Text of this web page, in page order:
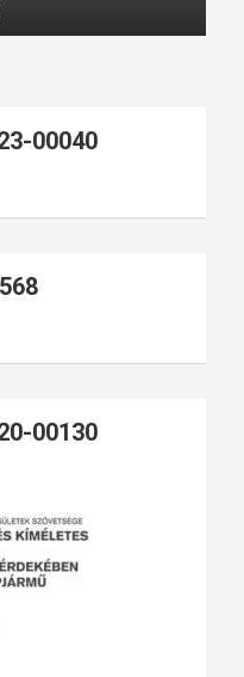
00040
00130